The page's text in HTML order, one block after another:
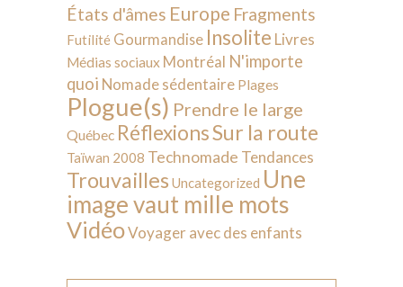
États d'âmes Europe Fragments
Futilité Gourmandise Insolite Livres
Médias sociaux Montréal N'importe
quoi Nomade sédentaire Plages
Plogue(s) Prendre le large
Québec RéflexionsSur la route
Taïwan 2008 Technomade Tendances
Trouvailles Uncategorized Une
image vaut mille mots
VidéoVoyager avec des enfants